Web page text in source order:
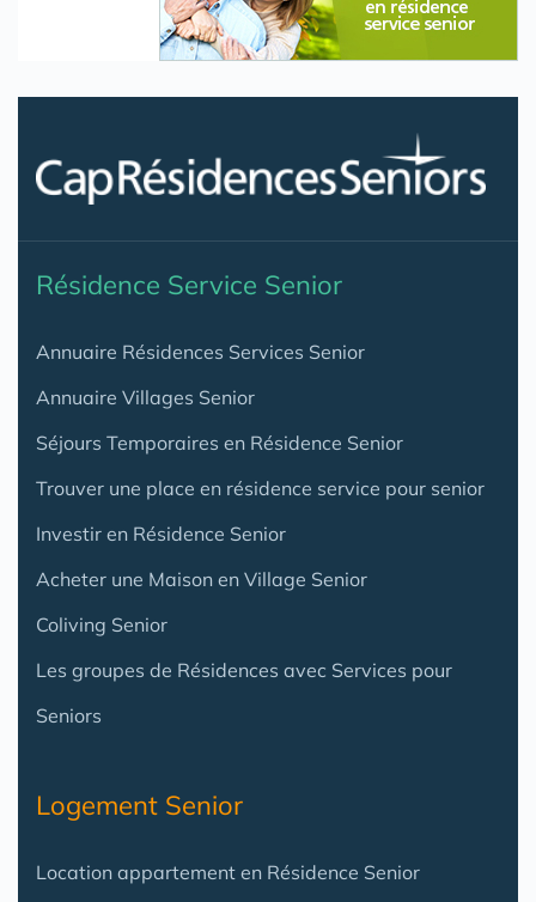
Résidence Service Senior
Annuaire Résidences Services Senior
Annuaire Villages Senior
Séjours Temporaires en Résidence Senior
Trouver une place en résidence service pour senior
Investir en Résidence Senior
Acheter une Maison en Village Senior
Coliving Senior
Les groupes de Résidences avec Services pour
Seniors
Logement Senior
Location appartement en Résidence Senior